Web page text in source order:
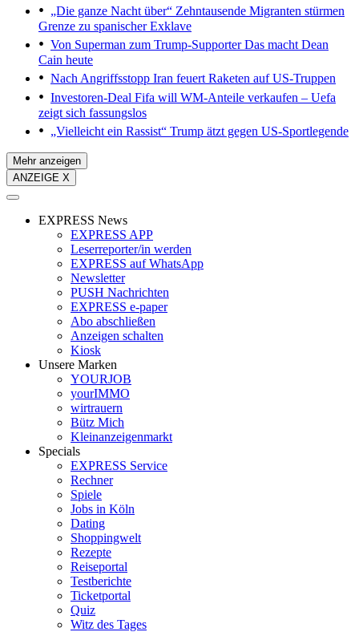
„Die ganze Nacht über“ Zehntausende Migranten stürmen
Grenze zu spanischer Exklave
Von Superman zum Trump-SupporterDas macht Dean
Cain heute
Nach Angriffsstopp Iran feuert Raketen auf US-Truppen
Investoren-Deal Fifa will WM-Anteile verkaufen – Uefa
zeigt sich fassungslos
„Vielleicht ein Rassist“ Trump ätzt gegen US-Sportlegende
Mehr anzeigen
ANZEIGE X
EXPRESS News
EXPRESS APP
Leserreporter/in werden
EXPRESS auf WhatsApp
Newsletter
PUSH Nachrichten
EXPRESS e-paper
Abo abschließen
Anzeigen schalten
Kiosk
Unsere Marken
YOURJOB
yourIMMO
wirtrauern
Bütz Mich
Kleinanzeigenmarkt
Specials
EXPRESS Service
Rechner
Spiele
Jobs in Köln
Dating
Shoppingwelt
Rezepte
Reiseportal
Testberichte
Ticketportal
Quiz
Witz des Tages